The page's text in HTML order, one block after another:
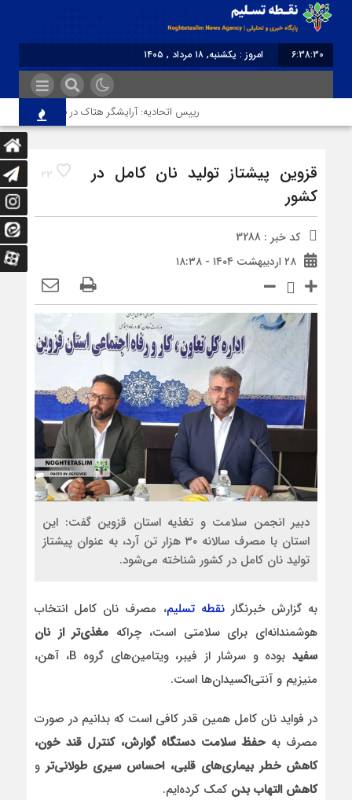
6:38:30
امروز : یکشنبه, ۱۸ مرداد , ۱۴۰۵
رییس اتحادیه: آرایشگر هتاک در قزوین عضو اتحادیه
23
قزوین پیشتاز تولید نان کامل در
کشور
کد خبر : 3288
۲۸ اردیبهشت ۱۴۰۴ - ۱۸:۳۸
دبیر انجمن سلامت و تغذیه استان قزوین گفت: این
استان با مصرف سالانه ۳۰ هزار تن آرد، به‌ عنوان پیشتاز
تولید نان کامل در کشور شناخته می‌شود.
به گزارش خبرنگارنقطه تسلیم، مصرف نان کامل انتخاب
هوشمندانه‌ای برای سلامتی است، چراکه مغذی‌تر از نان
سفید
بوده و سرشار از فیبر، ویتامین‌های گروه B، آهن،
منیزیم و آنتی‌اکسیدان‌ها است.
در فواید نان کامل همین قدر کافی است که بدانیم در صورت
مصرف به حفظ سلامت دستگاه گوارش، کنترل قند خون،
کاهش خطر بیماری‌های قلبی، احساس سیری طولانی‌تر و
کاهش التهاب بدن کمک کرده‌ایم.